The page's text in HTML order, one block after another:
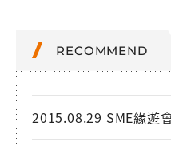
RECOMMEND
2015.08.29 SME緣遊